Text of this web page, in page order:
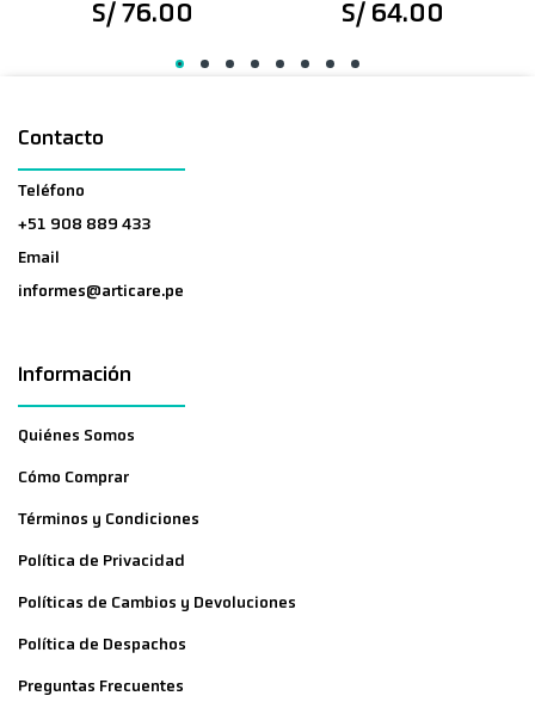
S/ 76.00 S/ 64.00
Contacto
Teléfono
+51 908 889 433
Email
informes@articare.pe
Información
Quiénes Somos
Cómo Comprar
Términos y Condiciones
Política de Privacidad
Políticas de Cambios y Devoluciones
Política de Despachos
Preguntas Frecuentes